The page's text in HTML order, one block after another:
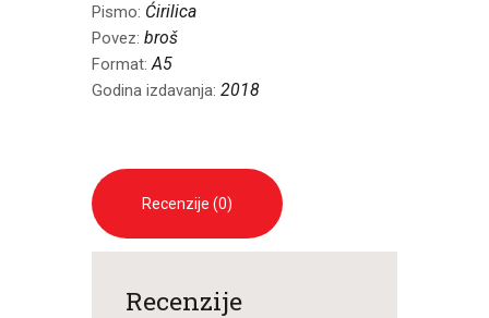
Pismo: Ćirilica
Povez: broš
Format:A5
Godina izdavanja: 2018
Recenzije (0)
Recenzije